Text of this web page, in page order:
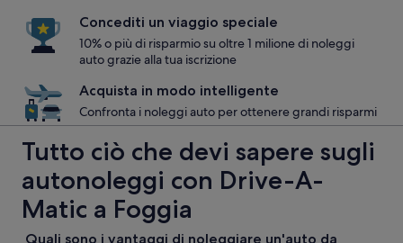
Concediti un viaggio speciale
10% o più di risparmio su oltre 1 milione di noleggi
auto grazie alla tua iscrizione
Acquista in modo intelligente
Confronta i noleggi auto per ottenere grandi risparmi
Tutto ciò che devi sapere sugli
autonoleggi con Drive-A-
Matic a Foggia
Quali sono i vantaggi di noleggiare un'auto da